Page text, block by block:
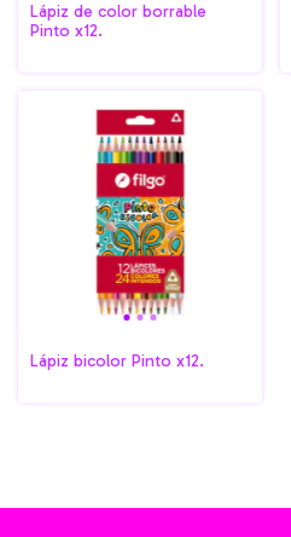
Lápiz de color borrable
Pinto x12.
Lápiz bicolor Pinto x12.